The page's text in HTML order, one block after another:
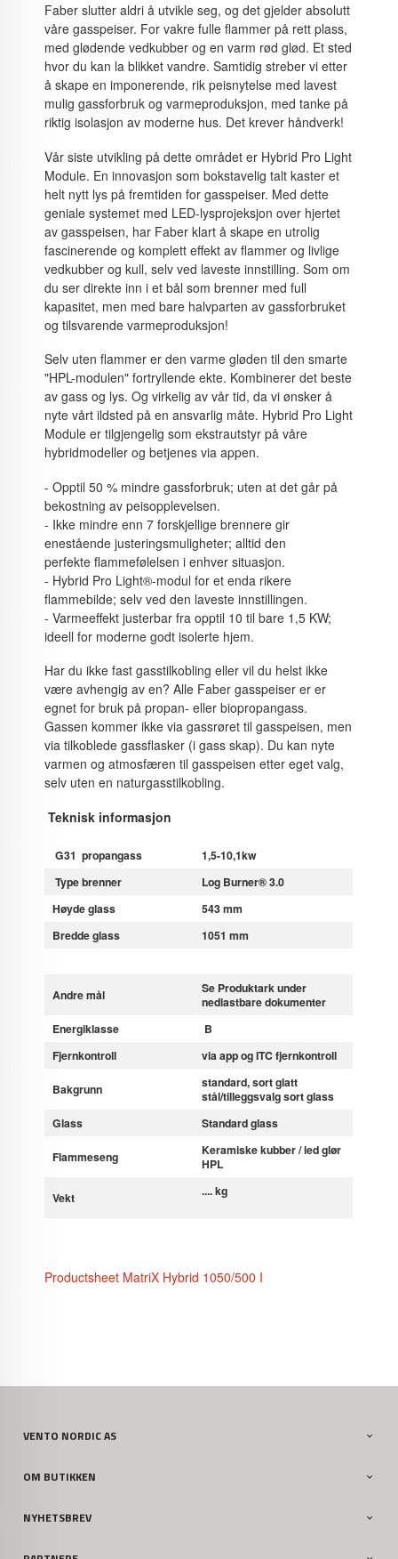
Faber slutter aldri å utvikle seg, og det gjelder absolutt
våre gasspeiser. For vakre fulle flammer på rett plass,
med glødende vedkubber og en varm rød glød. Et sted
hvor du kan la blikket vandre. Samtidig streber vi etter
å skape en imponerende, rik peisnytelse med lavest
mulig gassforbruk og varmeproduksjon, med tanke på
riktig isolasjon av moderne hus. Det krever håndverk!
Vår siste utvikling på dette området er Hybrid Pro Light
Module. En innovasjon som bokstavelig talt kaster et
helt nytt lys på fremtiden for gasspeiser. Med dette
geniale systemet med LED-lysprojeksjon over hjertet
av gasspeisen, har Faber klart å skape en utrolig
fascinerende og komplett effekt av flammer og livlige
vedkubber og kull, selv ved laveste innstilling. Som om
du ser direkte inn i et bål som brenner med full
kapasitet, men med bare halvparten av gassforbruket
og tilsvarende varmeproduksjon!
Selv uten flammer er den varme gløden til den smarte
"HPL-modulen" fortryllende ekte. Kombinerer det beste
av gass og lys. Og virkelig av vår tid, da vi ønsker å
nyte vårt ildsted på en ansvarlig måte. Hybrid Pro Light
Module er tilgjengelig som ekstrautstyr på våre
hybridmodeller og betjenes via appen.
- Opptil 50 % mindre gassforbruk; uten at det går på
bekostning av peisopplevelsen.
- Ikke mindre enn 7 forskjellige brennere gir
enestående justeringsmuligheter; alltid den
perfekte flammefølelsen i enhver situasjon.
- Hybrid Pro Light®-modul for et enda rikere
flammebilde; selv ved den laveste innstillingen.
- Varmeeffekt justerbar fra opptil 10 til bare 1,5 KW;
ideell for moderne godt isolerte hjem.
Har du ikke fast gasstilkobling eller vil du helst ikke
være avhengig av en? Alle Faber gasspeiser er er
egnet for bruk på propan- eller biopropangass.
Gassen kommer ikke via gassrøret til gasspeisen, men
via tilkoblede gassflasker (i gass skap). Du kan nyte
varmen og atmosfæren til gasspeisen etter eget valg,
selv uten en naturgasstilkobling.
Teknisk informasjon
G31 propangass
1,5-10,1kw
Type brenner
Log Burner® 3.0
Høyde glass
543 mm
Bredde glass
1051 mm
Andre mål
Se Produktark under
nedlastbare dokumenter
Energiklasse
B
Fjernkontroll
via app og ITC fjernkontroll
Bakgrunn
standard, sort glatt
stål/tilleggsvalg sort glass
Glass
Standard glass
Flammeseng
Keramiske kubber / led glør
HPL
Vekt .... kg
Productsheet MatriX Hybrid 1050/500 I
VENTO NORDIC AS
OM BUTIKKEN
NYHETSBREV